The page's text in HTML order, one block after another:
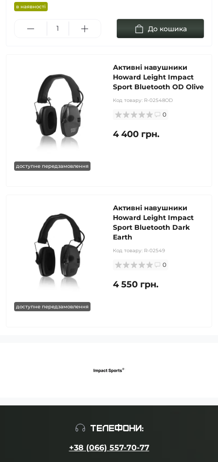
в наявності
До кошика
доступне передзамовлення
Активні навушники
Howard Leight Impact
Sport Bluetooth OD Olive
Код товару: R-02548OD
0
4 400 грн.
доступне передзамовлення
Активні навушники
Howard Leight Impact
Sport Bluetooth Dark
Earth
Код товару: R-02549
0
4 550 грн.
ТЕЛЕФОНИ:
+38 (066) 557-70-77